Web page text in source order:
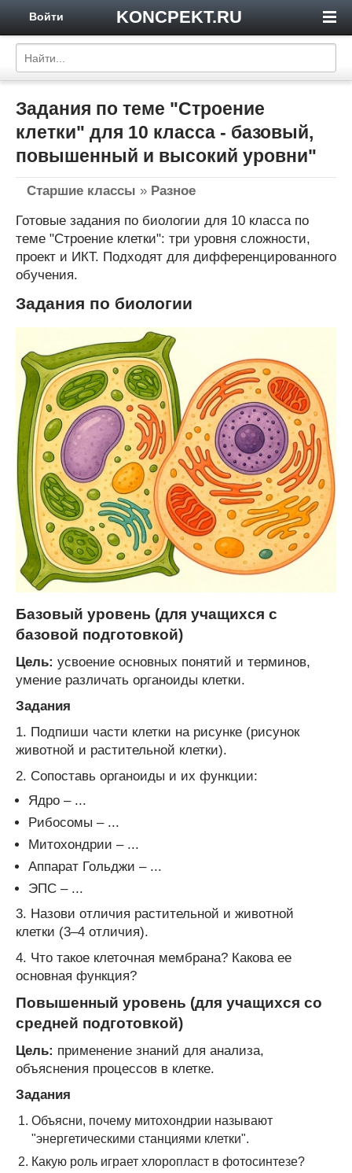
KONCPEKT.RU
Войти
Задания по теме "Строение
клетки" для 10 класса - базовый,
повышенный и высокий уровни"
Старшие классы » Разное
Готовые задания по биологии для 10 класса по
теме "Строение клетки": три уровня сложности,
проект и ИКТ. Подходят для дифференцированного
обучения.
Задания по биологии
Базовый уровень (для учащихся с
базовой подготовкой)
Цель: усвоение основных понятий и терминов,
умение различать органоиды клетки.
Задания
1. Подпиши части клетки на рисунке (рисунок
животной и растительной клетки).
2. Сопоставь органоиды и их функции:
Ядро – ...
Рибосомы – ...
Митохондрии – ...
Аппарат Гольджи – ...
ЭПС – ...
3. Назови отличия растительной и животной
клетки (3–4 отличия).
4. Что такое клеточная мембрана? Какова ее
основная функция?
Повышенный уровень (для учащихся со
средней подготовкой)
Цель: применение знаний для анализа,
объяснения процессов в клетке.
Задания
Объясни, почему митохондрии называют
"энергетическими станциями клетки".
Какую роль играет хлоропласт в фотосинтезе?